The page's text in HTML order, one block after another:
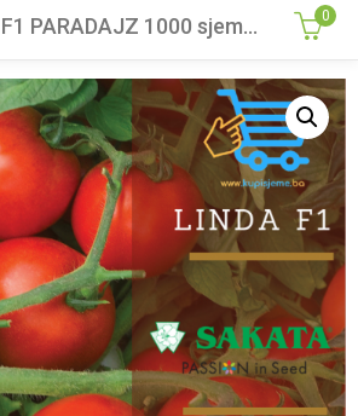
LINDA F1 PARADAJZ 1000 sjemenki Sakata 0